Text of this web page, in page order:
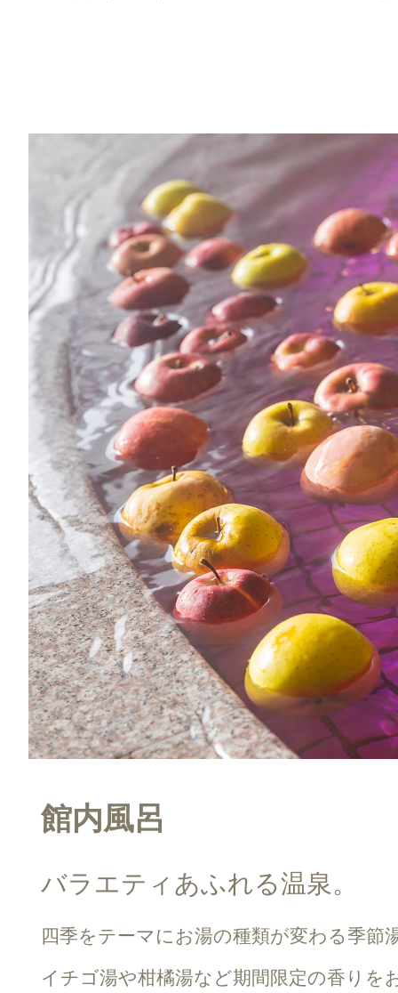
館内風呂
バラエティあふれる温泉。
四季をテーマにお湯の種類が変わる季節
イチゴ湯や柑橘湯など期間限定の香りを